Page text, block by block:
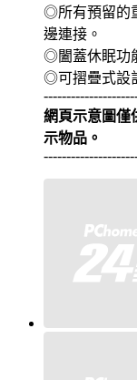
◎所有預留的
邊連接。
◎闔蓋休眠功
◎可摺疊式設
網頁示意圖僅
示物品。